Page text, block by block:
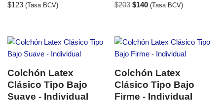
$123 (Tasa BCV) $203 $140 (Tasa BCV)
Colchón Latex
Clásico Tipo Bajo
Suave - Individual
Colchón Latex
Clásico Tipo Bajo
Firme - Individual